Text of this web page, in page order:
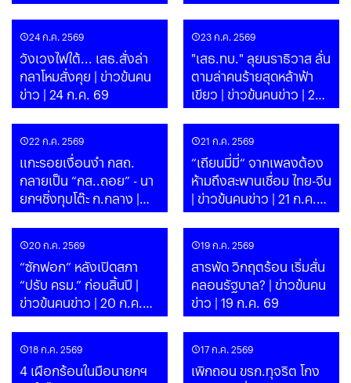
24 ก.ค. 2569
วังเวงไฟใต้... เสธ.สั่งล่า
กลาโหมสั่งคุย | ข่าวข้นคน
ข่าว | 24 ก.ค. 69
23 ก.ค. 2569
"เสธ.ทบ." ลุยนราธิวาส ลั่น
ตามล่าคนร้ายสุดหล้าฟ้า
เขียว | ข่าวข้นคนข่าว | 23
ก.ค. 69
22 ก.ค. 2569
แกะรอยเงื่อนงำ กสถ.
กลายเป็น “กส..ถอย” - นา
ยกฯชิ่งทุบโต๊ะ ก.กลาง |
ข่าวข้นคนข่าว | 22 ก.ค. 69
21 ก.ค. 2569
“เถียนมี่มี่“ จากเพลงต้อง
ห้ามถึงสะพานเชื่อม ไทย-จีน
| ข่าวข้นคนข่าว | 21 ก.ค.
69
20 ก.ค. 2569
“ซักฟอก” หลังเปิดสภา
“ปรับ ครม.” ก่อนสิ้นปี |
ข่าวข้นคนข่าว | 20 ก.ค.
69
19 ก.ค. 2569
สารพัด วิกฤตร้อน เริ่มสั่น
คลอนรัฐบาล? | ข่าวข้นคน
ข่าว | 19 ก.ค. 69
18 ก.ค. 2569
4 เผือกร้อนในมือนายกฯ
17 ก.ค. 2569
เพิกถอน ขรก.ทุจริต โกง